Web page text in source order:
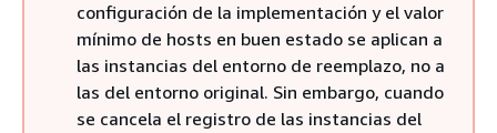
configuración de la implementación y el valor
mínimo de hosts en buen estado se aplican a
las instancias del entorno de reemplazo, no a
las del entorno original. Sin embargo, cuando
se cancela el registro de las instancias del